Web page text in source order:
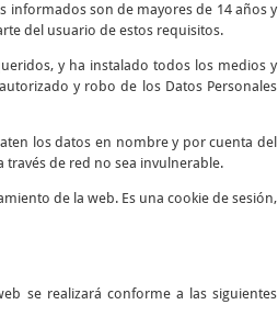
informados son de mayores de 14 años y
del usuario de estos requisitos.
y ha instalado todos los medios y
y robo de los Datos Personales
los datos en nombre y por cuenta del
de red no sea invulnerable.
de la web. Es una cookie de sesión,
se realizará conforme a las siguientes